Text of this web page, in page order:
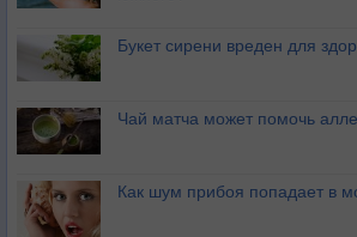
Букет сирени вреден для
Чай матча может помочь
Как шум прибоя попадает в